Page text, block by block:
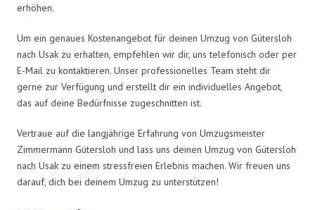
erhöhen.
Um ein genaues Kostenangebot für deinen Umzug von Gütersloh
nach Usak zu erhalten, empfehlen wir dir, uns telefonisch oder per
E-Mail zu kontaktieren. Unser professionelles Team steht dir
gerne zur Verfügung und erstellt dir ein individuelles Angebot,
das auf deine Bedürfnisse zugeschnitten ist.
Vertraue auf die langjährige Erfahrung von Umzugsmeister
Zimmermann Gütersloh und lass uns deinen Umzug von Gütersloh
nach Usak zu einem stressfreien Erlebnis machen. Wir freuen uns
darauf, dich bei deinem Umzug zu unterstützen!